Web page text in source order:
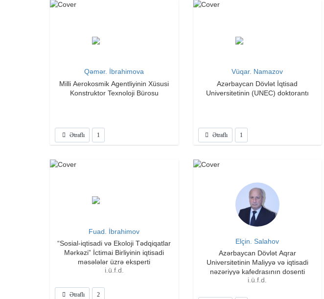
Qəmər. İbrahimova
Milli Aerokosmik Agentliyinin Xüsusi
Konstruktor Texnoloji Bürosu
Ətraflı 1
Vüqar. Namazov
Azərbaycan Dövlət İqtisad
Universitetinin (UNEC) doktorantı
Ətraflı 1
Fuad. İbrahimov
“Sosial-iqtisadi və Ekoloji Tədqiqatlar
Mərkəzi” İctimai Birliyinin iqtisadi
məsələlər üzrə eksperti
i.ü.f.d.
Ətraflı 2
Elçin. Salahov
Azərbaycan Dövlət Aqrar
Universitetinin Maliyyə və iqtisadi
nəzəriyyə kafedrasının dosenti
i.ü.f.d.